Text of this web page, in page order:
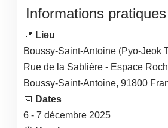
Informations pratiques
📍 Lieu
Boussy-Saint-Antoine (Pyo-Jeok
Rue de la Sablière - Espace
Boussy-Saint-Antoine, 91800
📅 Dates
6 - 7 décembre 2025